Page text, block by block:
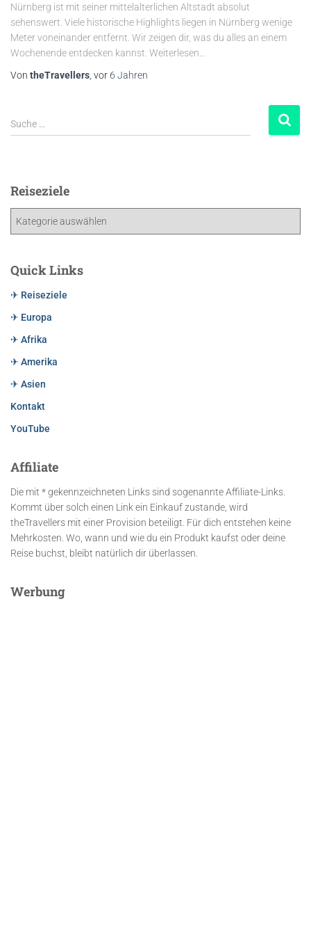
Nürnberg ist mit seiner mittelalterlichen Altstadt absolut
sehenswert. Viele historische Highlights liegen in Nürnberg wenige
Meter voneinander entfernt. Wir zeigen dir, was du alles an einem
Wochenende entdecken kannst. Weiterlesen…
Von theTravellers , vor 6 Jahren
Suche …
Reiseziele
Quick Links
✈ Reiseziele
✈ Europa
✈ Afrika
✈ Amerika
✈ Asien
Kontakt
YouTube
Affiliate
Die mit * gekennzeichneten Links sind sogenannte Affiliate-Links.
Kommt über solch einen Link ein Einkauf zustande, wird
theTravellers mit einer Provision beteiligt. Für dich entstehen keine
Mehrkosten. Wo, wann und wie du ein Produkt kaufst oder deine
Reise buchst, bleibt natürlich dir überlassen.
Werbung